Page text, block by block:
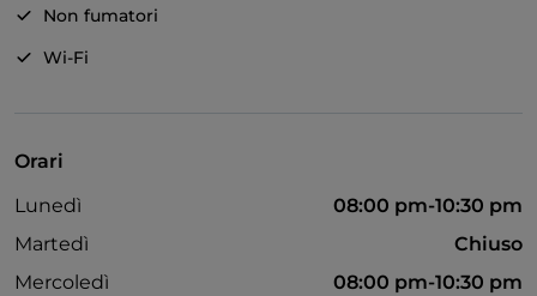
Non fumatori
Wi-Fi
Orari
Lunedì
08:00 pm-10:30 pm
Martedì
Chiuso
Mercoledì
08:00 pm-10:30 pm